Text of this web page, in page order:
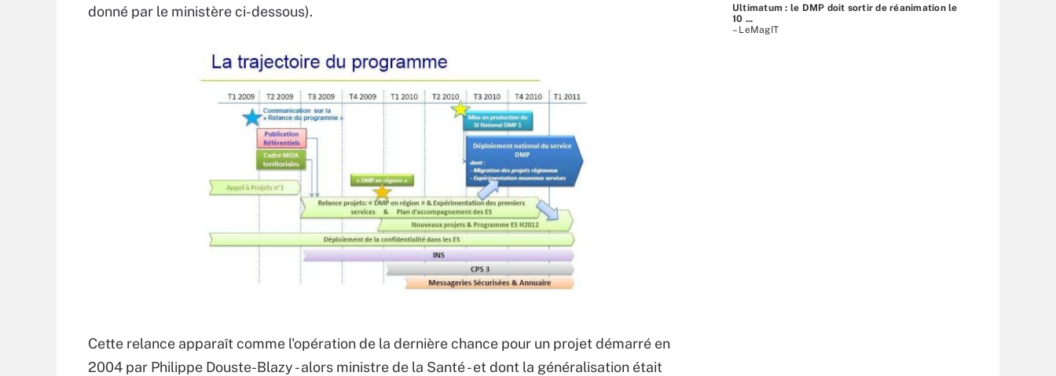
donné par le ministère ci-dessous).
Cette relance apparaît comme l'opération de la dernière chance pour un projet démarré en
2004 par Philippe Douste-Blazy - alors ministre de la Santé - et dont la généralisation était
Ultimatum : le DMP doit sortir de réanimation le
10 ...
– LeMagIT